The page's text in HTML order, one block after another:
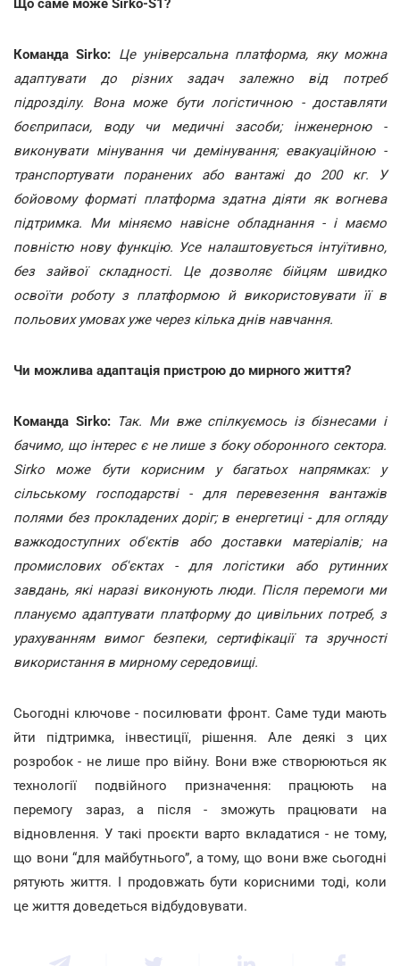
Що саме може Sirko-S1?
Команда Sirko: Це універсальна платформа, яку можна
адаптувати до різних задач залежно від потреб
підрозділу. Вона може бути логістичною - доставляти
боєприпаси, воду чи медичні засоби; інженерною -
виконувати мінування чи демінування; евакуаційною -
транспортувати поранених або вантажі до 200 кг. У
бойовому форматі платформа здатна діяти як вогнева
підтримка. Ми міняємо навісне обладнання - і маємо
повністю нову функцію. Усе налаштовується інтуїтивно,
без зайвої складності. Це дозволяє бійцям швидко
освоїти роботу з платформою й використовувати її в
польових умовах уже через кілька днів навчання.
Чи можлива адаптація пристрою до мирного життя?
Команда Sirko: Так. Ми вже спілкуємось із бізнесами і
бачимо, що інтерес є не лише з боку оборонного сектора.
Sirko може бути корисним у багатьох напрямках: у
сільському господарстві - для перевезення вантажів
полями без прокладених доріг; в енергетиці - для огляду
важкодоступних об'єктів або доставки матеріалів; на
промислових об'єктах - для логістики або рутинних
завдань, які наразі виконують люди. Після перемоги ми
плануємо адаптувати платформу до цивільних потреб, з
урахуванням вимог безпеки, сертифікації та зручності
використання в мирному середовищі.
Сьогодні ключове - посилювати фронт. Саме туди мають
йти підтримка, інвестиції, рішення. Але деякі з цих
розробок - не лише про війну. Вони вже створюються як
технології подвійного призначення: працюють на
перемогу зараз, а після - зможуть працювати на
відновлення. У такі проєкти варто вкладатися - не тому,
що вони “для майбутнього”, а тому, що вони вже сьогодні
рятують життя. І продовжать бути корисними тоді, коли
це життя доведеться відбудовувати.